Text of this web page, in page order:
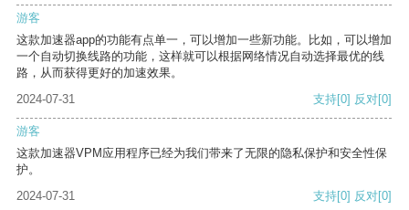
游客
这款加速器app的功能有点单一，可以增加一些新功能。比如，可以增加
一个自动切换线路的功能，这样就可以根据网络情况自动选择最优的线
路，从而获得更好的加速效果。
2024-07-31
支持[0] 反对[0]
游客
这款加速器VPM应用程序已经为我们带来了无限的隐私保护和安全性保
护。
2024-07-31
支持[0] 反对[0]